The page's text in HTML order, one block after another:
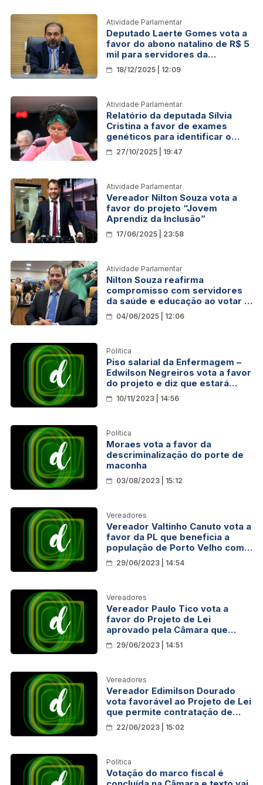
Atividade Parlamentar
Deputado Laerte Gomes vota a
favor do abono natalino de R$ 5
mil para servidores da
Educação
18/12/2025 | 12:09
Atividade Parlamentar
Relatório da deputada Sílvia
Cristina a favor de exames
genéticos para identificar o
câncer de mama, será votado
hoje
27/10/2025 | 19:47
Atividade Parlamentar
Vereador Nilton Souza vota a
favor do projeto “Jovem
Aprendiz da Inclusão”
17/06/2025 | 23:58
Atividade Parlamentar
Nilton Souza reafirma
compromisso com servidores
da saúde e educação ao votar a
favor de pautas de valorização
04/06/2025 | 12:06
Política
Piso salarial da Enfermagem –
Edwilson Negreiros vota a favor
do projeto e diz que estará
sempre do lado da categoria
10/11/2023 | 14:56
Política
Moraes vota a favor da
descriminalização do porte de
maconha
03/08/2023 | 15:12
Vereadores
Vereador Valtinho Canuto vota a
favor da PL que beneficia a
população de Porto Velho com
melhorias na saúde básica
29/06/2023 | 14:54
Vereadores
Vereador Paulo Tico vota a
favor do Projeto de Lei
aprovado pela Câmara que
autoriza contratação de
médicos como pessoa jurídica
29/06/2023 | 14:51
Vereadores
Vereador Edimilson Dourado
vota favorável ao Projeto de Lei
que permite contratação de
médicos
22/06/2023 | 15:02
Política
Votação do marco fiscal é